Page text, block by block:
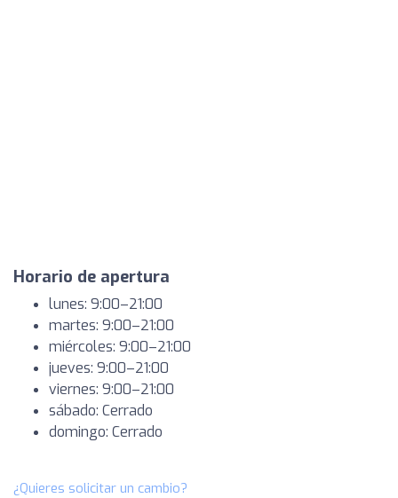
Horario de apertura
lunes: 9:00–21:00
martes: 9:00–21:00
miércoles: 9:00–21:00
jueves: 9:00–21:00
viernes: 9:00–21:00
sábado: Cerrado
domingo: Cerrado
¿Quieres solicitar un cambio?